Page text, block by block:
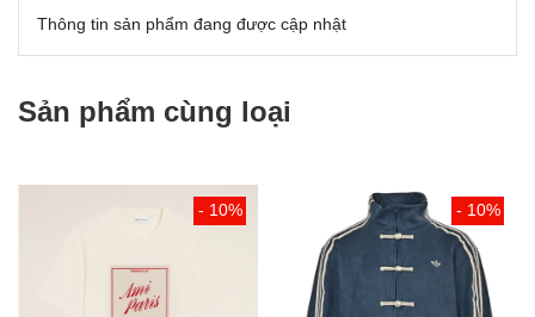
Thông tin sản phẩm đang được cập nhật
Sản phẩm cùng loại
- 10% - 10%